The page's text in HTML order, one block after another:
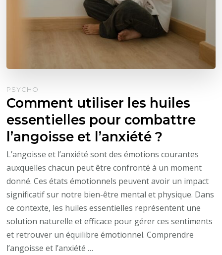
PSYCHO
Comment utiliser les huiles
essentielles pour combattre
l’angoisse et l’anxiété ?
L’angoisse et l’anxiété sont des émotions courantes
auxquelles chacun peut être confronté à un moment
donné. Ces états émotionnels peuvent avoir un impact
significatif sur notre bien-être mental et physique. Dans
ce contexte, les huiles essentielles représentent une
solution naturelle et efficace pour gérer ces sentiments
et retrouver un équilibre émotionnel. Comprendre
l’angoisse et l’anxiété …